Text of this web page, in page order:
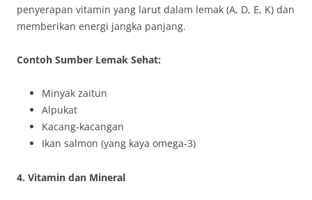
penyerapan vitamin yang larut dalam lemak (A, D, E, K) dan
memberikan energi jangka panjang.
Contoh Sumber Lemak Sehat:
Minyak zaitun
Alpukat
Kacang-kacangan
Ikan salmon (yang kaya omega-3)
4. Vitamin dan Mineral